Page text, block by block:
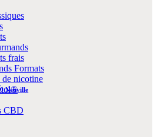
frais
Formats
de nicotine
CBD
Neuville